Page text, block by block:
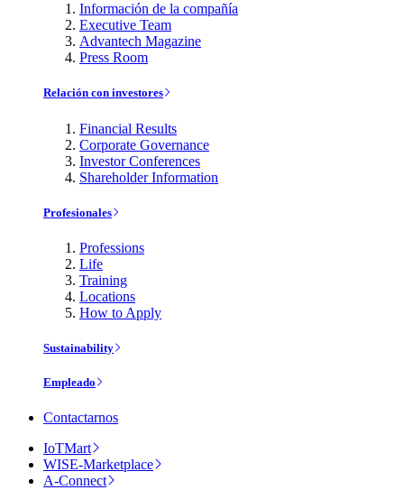
Información de la compañía
Executive Team
Advantech Magazine
Press Room
Relación con investores
Financial Results
Corporate Governance
Investor Conferences
Shareholder Information
Profesionales
Professions
Life
Training
Locations
How to Apply
Sustainability
Empleado
Contactarnos
IoTMart
WISE-Marketplace
A-Connect